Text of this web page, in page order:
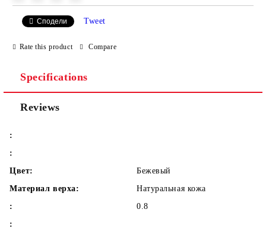
Сподели Tweet
Rate this product Compare
Specifications
Reviews
:
:
Цвет:
Бежевый
Материал верха:
Натуральная кожа
:
0.8
: